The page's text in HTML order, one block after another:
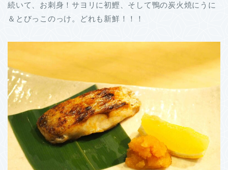
続いて、お刺身！サヨリに初鰹、そして鴨の炭火焼にうに
＆とびっこのっけ。どれも新鮮！！！